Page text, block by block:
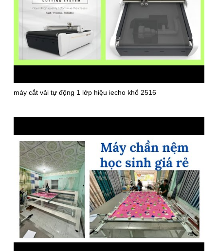
máy cắt vải tự động 1 lớp hiệu iecho khổ 2516